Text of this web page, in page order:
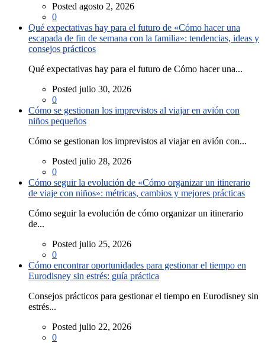
Posted agosto 2, 2026
0
Qué expectativas hay para el futuro de «Cómo hacer una
escapada de fin de semana con la familia»: tendencias, ideas y
consejos prácticos
Qué expectativas hay para el futuro de Cómo hacer una...
Posted julio 30, 2026
0
Cómo se gestionan los imprevistos al viajar en avión con
niños pequeños
Cómo se gestionan los imprevistos al viajar en avión con...
Posted julio 28, 2026
0
Cómo seguir la evolución de «Cómo organizar un itinerario
de viaje con niños»: métricas, cambios y mejores prácticas
Cómo seguir la evolución de cómo organizar un itinerario
de...
Posted julio 25, 2026
0
Cómo encontrar oportunidades para gestionar el tiempo en
Eurodisney sin estrés: guía práctica
Consejos prácticos para gestionar el tiempo en Eurodisney sin
estrés...
Posted julio 22, 2026
0